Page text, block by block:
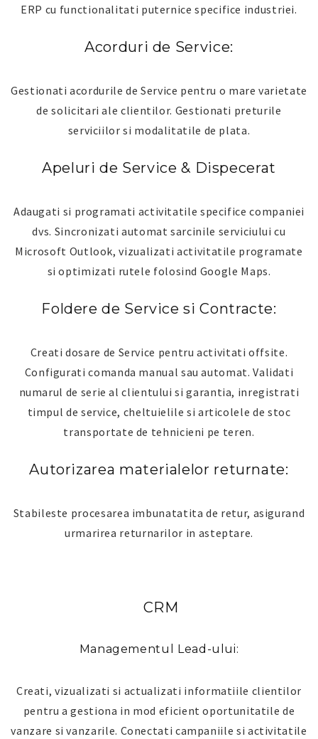
ERP cu functionalitati puternice specifice industriei.
Acorduri de Service:
Gestionati acordurile de Service pentru o mare varietate
de solicitari ale clientilor. Gestionati preturile
serviciilor si modalitatile de plata.
Apeluri de Service & Dispecerat
Adaugati si programati activitatile specifice companiei
dvs. Sincronizati automat sarcinile serviciului cu
Microsoft Outlook, vizualizati activitatile programate
si optimizati rutele folosind Google Maps.
Foldere de Service si Contracte:
Creati dosare de Service pentru activitati offsite.
Configurati comanda manual sau automat. Validati
numarul de serie al clientului si garantia, inregistrati
timpul de service, cheltuielile si articolele de stoc
transportate de tehnicieni pe teren.
Autorizarea materialelor returnate:
Stabileste procesarea imbunatatita de retur, asigurand
urmarirea returnarilor in asteptare.
CRM
Managementul Lead-ului:
Creati, vizualizati si actualizati informatiile clientilor
pentru a gestiona in mod eficient oportunitatile de
vanzare si vanzarile. Conectati campaniile si activitatile